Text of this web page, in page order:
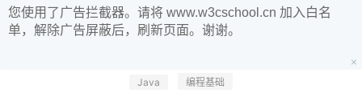
您使用了广告拦截器。请将 www.w3cschool.cn 加入白名
单，解除广告屏蔽后，刷新页面。谢谢。
Java 编程基础